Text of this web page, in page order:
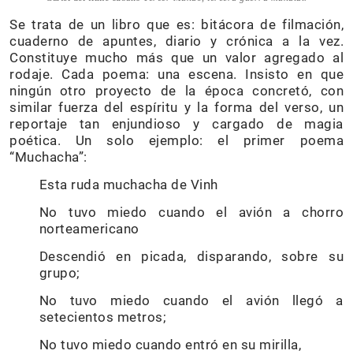
Se trata de un libro que es: bitácora de filmación,
cuaderno de apuntes, diario y crónica a la vez.
Constituye mucho más que un valor agregado al
rodaje. Cada poema: una escena. Insisto en que
ningún otro proyecto de la época concretó, con
similar fuerza del espíritu y la forma del verso, un
reportaje tan enjundioso y cargado de magia
poética. Un solo ejemplo: el primer poema
“Muchacha”:
Esta ruda muchacha de Vinh
No tuvo miedo cuando el avión a chorro
norteamericano
Descendió en picada, disparando, sobre su
grupo;
No tuvo miedo cuando el avión llegó a
setecientos metros;
No tuvo miedo cuando entró en su mirilla,